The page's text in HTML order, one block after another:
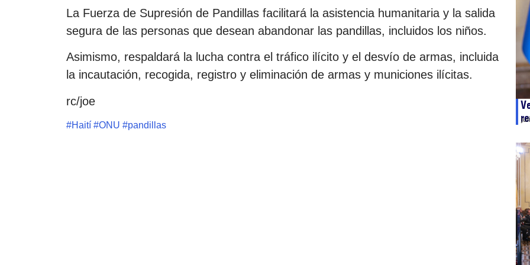
La Fuerza de Supresión de Pandillas facilitará la asistencia humanitaria y la salida
segura de las personas que desean abandonar las pandillas, incluidos los niños.
Asimismo, respaldará la lucha contra el tráfico ilícito y el desvío de armas, incluida
la incautación, recogida, registro y eliminación de armas y municiones ilícitas.
rc/joe
#Haití #ONU #pandillas